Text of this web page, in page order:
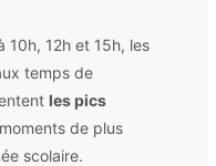
10h, 12h et 15h, les
temps de
les pics
de plus
scolaire.